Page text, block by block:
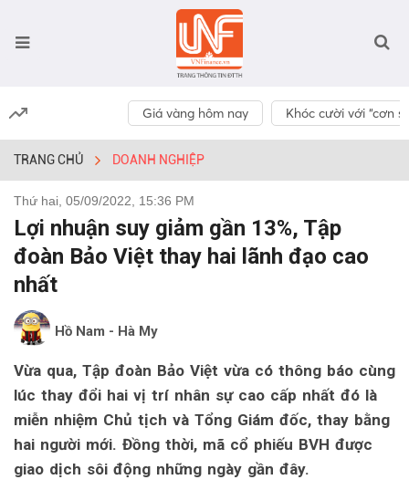
Giá vàng hôm nay Khóc cười với “cơn
TRANG CHỦ DOANH NGHIỆP
Thứ hai, 05/09/2022, 15:36 PM
Lợi nhuận suy giảm gần 13%, Tập
đoàn Bảo Việt thay hai lãnh đạo cao
nhất
Hồ Nam - Hà My
Vừa qua, Tập đoàn Bảo Việt vừa có thông báo cùng
lúc thay đổi hai vị trí nhân sự cao cấp nhất đó là
miễn nhiệm Chủ tịch và Tổng Giám đốc, thay bằng
hai người mới. Đồng thời, mã cổ phiếu BVH được
giao dịch sôi động những ngày gần đây.